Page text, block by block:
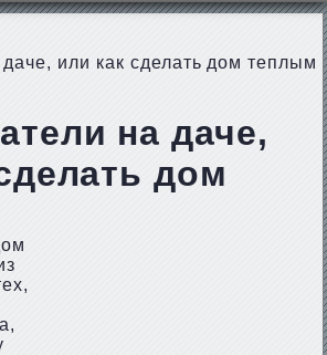
или как сделать дом теплым
на даче,
дом